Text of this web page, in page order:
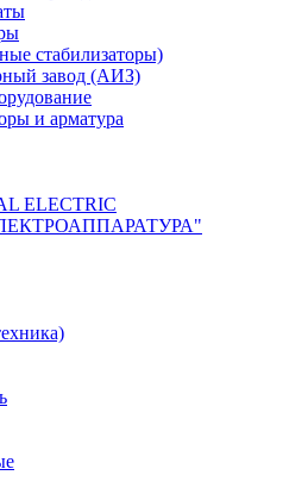
стабилизаторы)
завод (АИЗ)
и арматура
ELECTRIC